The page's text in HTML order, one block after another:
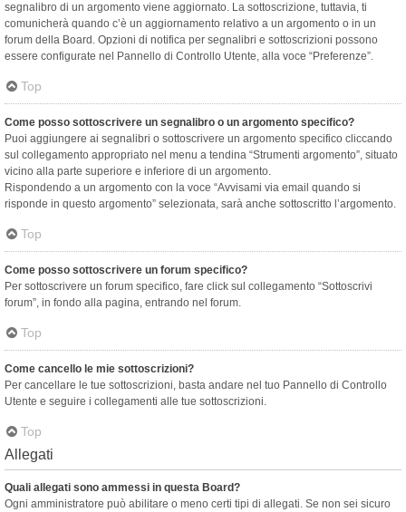
segnalibro di un argomento viene aggiornato. La sottoscrizione, tuttavia, ti
comunicherà quando c’è un aggiornamento relativo a un argomento o in un
forum della Board. Opzioni di notifica per segnalibri e sottoscrizioni possono
essere configurate nel Pannello di Controllo Utente, alla voce “Preferenze”.
Top
Come posso sottoscrivere un segnalibro o un argomento specifico?
Puoi aggiungere ai segnalibri o sottoscrivere un argomento specifico cliccando
sul collegamento appropriato nel menu a tendina “Strumenti argomento”, situato
vicino alla parte superiore e inferiore di un argomento.
Rispondendo a un argomento con la voce “Avvisami via email quando si
risponde in questo argomento” selezionata, sarà anche sottoscritto l’argomento.
Top
Come posso sottoscrivere un forum specifico?
Per sottoscrivere un forum specifico, fare click sul collegamento “Sottoscrivi
forum”, in fondo alla pagina, entrando nel forum.
Top
Come cancello le mie sottoscrizioni?
Per cancellare le tue sottoscrizioni, basta andare nel tuo Pannello di Controllo
Utente e seguire i collegamenti alle tue sottoscrizioni.
Top
Allegati
Quali allegati sono ammessi in questa Board?
Ogni amministratore può abilitare o meno certi tipi di allegati. Se non sei sicuro